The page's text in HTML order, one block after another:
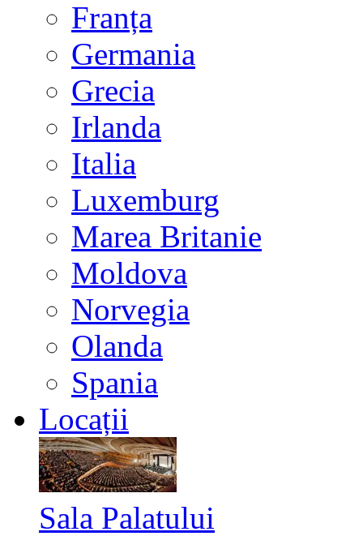
Franța
Germania
Grecia
Irlanda
Italia
Luxemburg
Marea Britanie
Moldova
Norvegia
Olanda
Spania
Locații
Sala Palatului